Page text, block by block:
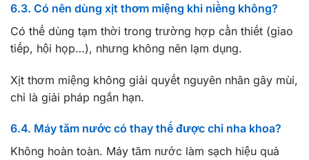
6.3. Có nên dùng xịt thơm miệng khi niềng không?
Có thể dùng tạm thời trong trường hợp cần thiết (giao
tiếp, hội họp…), nhưng không nên lạm dụng.
Xịt thơm miệng không giải quyết nguyên nhân gây mùi,
chỉ là giải pháp ngắn hạn.
6.4. Máy tăm nước có thay thế được chỉ nha khoa?
Không hoàn toàn. Máy tăm nước làm sạch hiệu quả